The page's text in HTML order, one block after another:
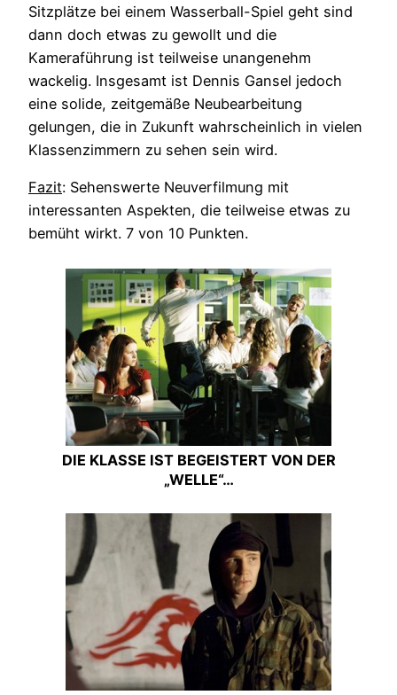
Sitzplätze bei einem Wasserball-Spiel geht sind
dann doch etwas zu gewollt und die
Kameraführung ist teilweise unangenehm
wackelig. Insgesamt ist Dennis Gansel jedoch
eine solide, zeitgemäße Neubearbeitung
gelungen, die in Zukunft wahrscheinlich in vielen
Klassenzimmern zu sehen sein wird.
Fazit: Sehenswerte Neuverfilmung mit
interessanten Aspekten, die teilweise etwas zu
bemüht wirkt. 7 von 10 Punkten.
DIE KLASSE IST BEGEISTERT VON DER
„WELLE“…